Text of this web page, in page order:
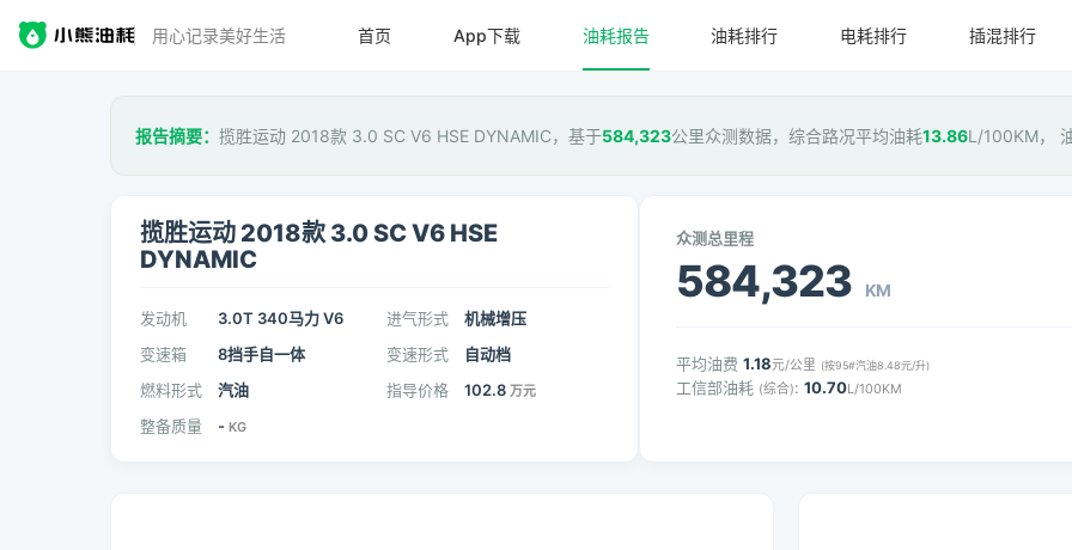
用心记录美好生活 首页 App下载 油耗报告 油耗排行 电耗排行 插混排行
报告摘要： 揽胜运动 2018款 3.0 SC V6 HSE DYNAMIC，基于584,323公里众测数据，综合路况平均油耗13.86L/100KM，
揽胜运动 2018款 3.0 SC V6 HSE
DYNAMIC
发动机 3.0T 340马力 V6 进气形式
机械增压
变速箱
8挡手自一体 变速形式
自动档
燃料形式
汽油 指导价格 102.8 万元
整备质量 - KG
众测总里程
584,323 KM
平均油费 1.18元/公里 (按95#汽油8.48元/升)
工信部油耗 (综合): 10.70L/100KM